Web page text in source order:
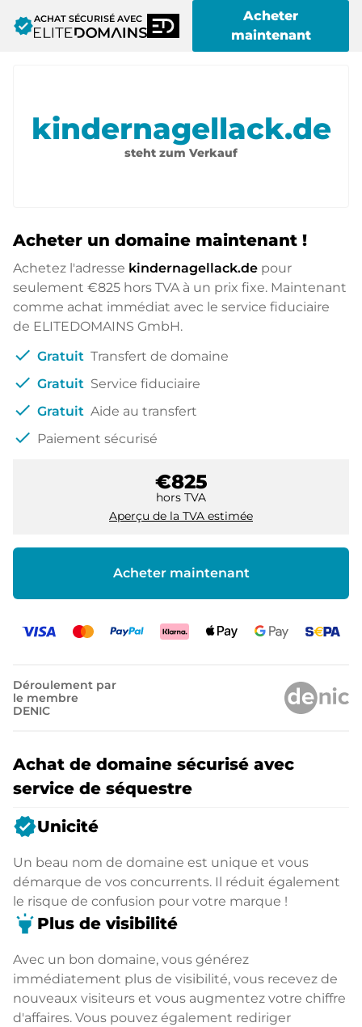
verifiedACHAT SÉCURISÉ AVEC
Acheter
maintenant
kindernagellack.de
steht zum Verkauf
Acheter un domaine maintenant !
Achetez l'adresse kindernagellack.de pour
seulement €825 hors TVA à un prix fixe. Maintenant
comme achat immédiat avec le service fiduciaire
de ELITEDOMAINS GmbH.
check Gratuit Transfert de domaine
check Gratuit Service fiduciaire
check Gratuit Aide au transfert
check Paiement sécurisé
€825
hors TVA
Aperçu de la TVA estimée
Acheter maintenant
Déroulement par
le membre
DENIC
Achat de domaine sécurisé avec
service de séquestre
verifiedUnicité
Un beau nom de domaine est unique et vous
démarque de vos concurrents. Il réduit également
le risque de confusion pour votre marque !
highlight Plus de visibilité
Avec un bon domaine, vous générez
immédiatement plus de visibilité, vous recevez de
nouveaux visiteurs et vous augmentez votre chiffre
d'affaires. Vous pouvez également rediriger